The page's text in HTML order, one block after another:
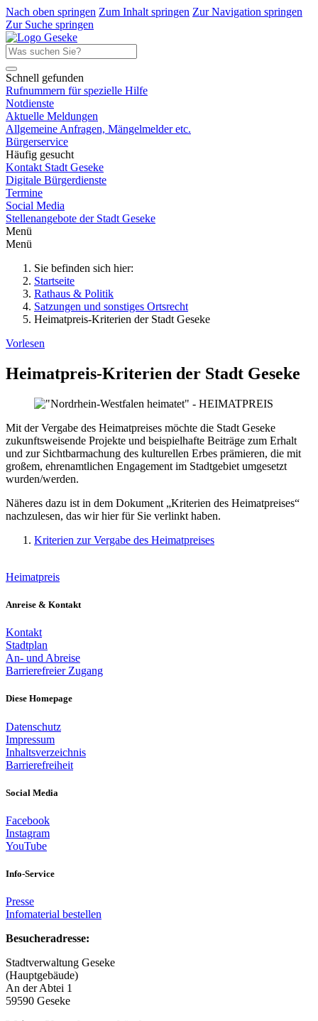
Nach oben springen Zum Inhalt springen Zur Navigation springen
Zur Suche springen
Schnell gefunden
Rufnummern für spezielle Hilfe
Notdienste
Aktuelle Meldungen
Allgemeine Anfragen, Mängelmelder etc.
Bürgerservice
Häufig gesucht
Kontakt Stadt Geseke
Digitale Bürgerdienste
Termine
Social Media
Stellenangebote der Stadt Geseke
Menü
Menü
Sie befinden sich hier:
Startseite
Rathaus & Politik
Satzungen und sonstiges Ortsrecht
Heimatpreis-Kriterien der Stadt Geseke
Vorlesen
Heimatpreis-Kriterien der Stadt Geseke
Mit der Vergabe des Heimatpreises möchte die Stadt Geseke
zukunftsweisende Projekte und beispielhafte Beiträge zum Erhalt
und zur Sichtbarmachung des kulturellen Erbes prämieren, die mit
großem, ehrenamtlichen Engagement im Stadtgebiet umgesetzt
wurden/werden.
Näheres dazu ist in dem Dokument „Kriterien des Heimatpreises“
nachzulesen, das wir hier für Sie verlinkt haben.
Kriterien zur Vergabe des Heimatpreises
Heimatpreis
Anreise & Kontakt
Kontakt
Stadtplan
An- und Abreise
Barrierefreier Zugang
Diese Homepage
Datenschutz
Impressum
Inhaltsverzeichnis
Barrierefreiheit
Social Media
Facebook
Instagram
YouTube
Info-Service
Presse
Infomaterial bestellen
Besucheradresse:
Stadtverwaltung Geseke
(Hauptgebäude)
An der Abtei 1
59590 Geseke